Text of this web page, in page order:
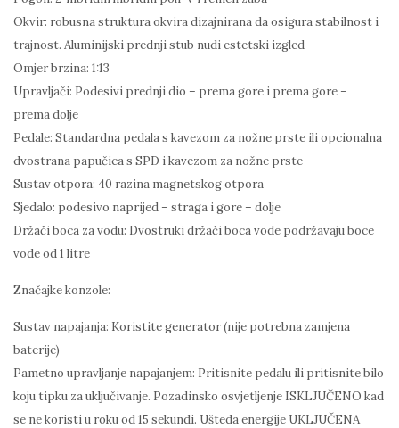
Okvir: robusna struktura okvira dizajnirana da osigura stabilnost i
trajnost. Aluminijski prednji stub nudi estetski izgled
Omjer brzina: 1:13
Upravljači: Podesivi prednji dio – prema gore i prema gore –
prema dolje
Pedale: Standardna pedala s kavezom za nožne prste ili opcionalna
dvostrana papučica s SPD i kavezom za nožne prste
Sustav otpora: 40 razina magnetskog otpora
Sjedalo: podesivo naprijed – straga i gore – dolje
Držači boca za vodu: Dvostruki držači boca vode podržavaju boce
vode od 1 litre
Značajke konzole:
Sustav napajanja: Koristite generator (nije potrebna zamjena
baterije)
Pametno upravljanje napajanjem: Pritisnite pedalu ili pritisnite bilo
koju tipku za uključivanje. Pozadinsko osvjetljenje ISKLJUČENO kad
se ne koristi u roku od 15 sekundi. Ušteda energije UKLJUČENA